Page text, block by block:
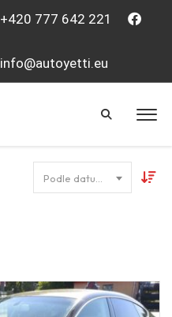
+420 777 642 221
info@autoyetti.eu